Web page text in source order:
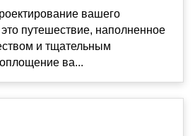
вашего
путешествие, наполненное
и тщательным
ва...